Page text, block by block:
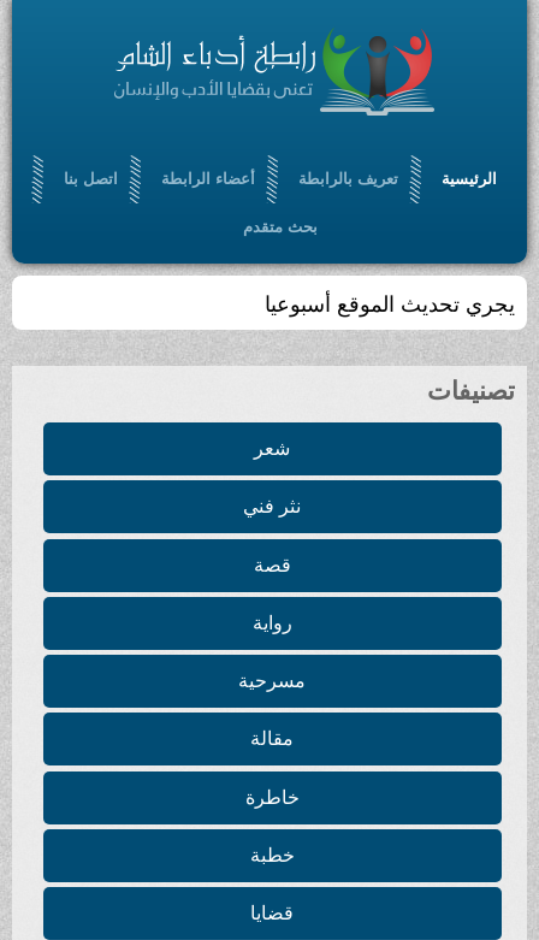
الرئيسية تعريف بالرابطة أعضاء الرابطة اتصل بنا
بحث متقدم
يجري تحديث الموقع أسبوعيا
تصنيفات
شعر
نثر فني
قصة
رواية
مسرحية
مقالة
خاطرة
خطبة
قضايا